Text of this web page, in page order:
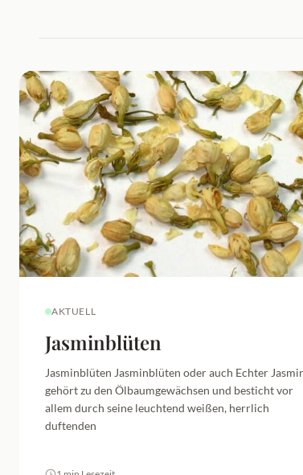
AKTUELL
Jasminblüten
Jasminblüten Jasminblüten oder auch Echter
gehört zu den Ölbaumgewächsen und besticht vor
allem durch seine leuchtend weißen, herrlich
duftenden